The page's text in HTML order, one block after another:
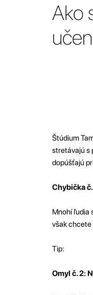
Ako
Štúdium
stretávajú s
dopúšťajú
Chybička
Mnohí ľudia
však chcete
Tip:
Omyl č. 2: